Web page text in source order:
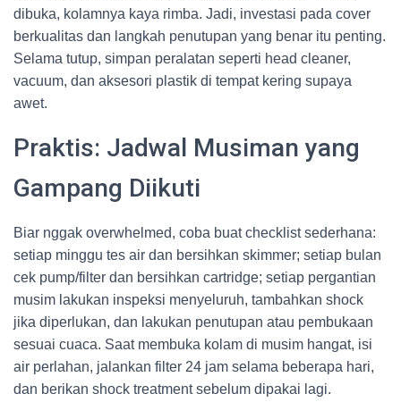
dibuka, kolamnya kaya rimba. Jadi, investasi pada cover
berkualitas dan langkah penutupan yang benar itu penting.
Selama tutup, simpan peralatan seperti head cleaner,
vacuum, dan aksesori plastik di tempat kering supaya
awet.
Praktis: Jadwal Musiman yang
Gampang Diikuti
Biar nggak overwhelmed, coba buat checklist sederhana:
setiap minggu tes air dan bersihkan skimmer; setiap bulan
cek pump/filter dan bersihkan cartridge; setiap pergantian
musim lakukan inspeksi menyeluruh, tambahkan shock
jika diperlukan, dan lakukan penutupan atau pembukaan
sesuai cuaca. Saat membuka kolam di musim hangat, isi
air perlahan, jalankan filter 24 jam selama beberapa hari,
dan berikan shock treatment sebelum dipakai lagi.